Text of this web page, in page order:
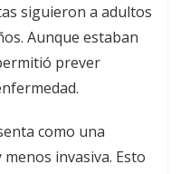
siguieron a adultos
Aunque estaban
prever
como una
invasiva. Esto